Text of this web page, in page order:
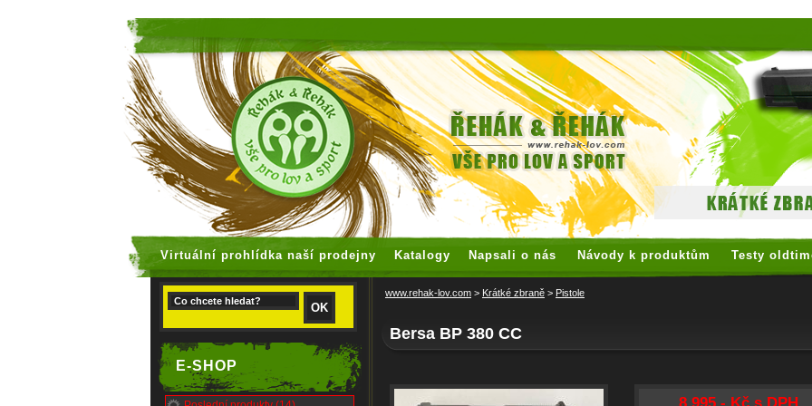
Virtuální prohlídka naší prodejny Katalogy Napsali o nás Návody k produktům Testy
E-SHOP
www.rehak-lov.com > Krátké zbraně > Pistole
Bersa BP 380 CC